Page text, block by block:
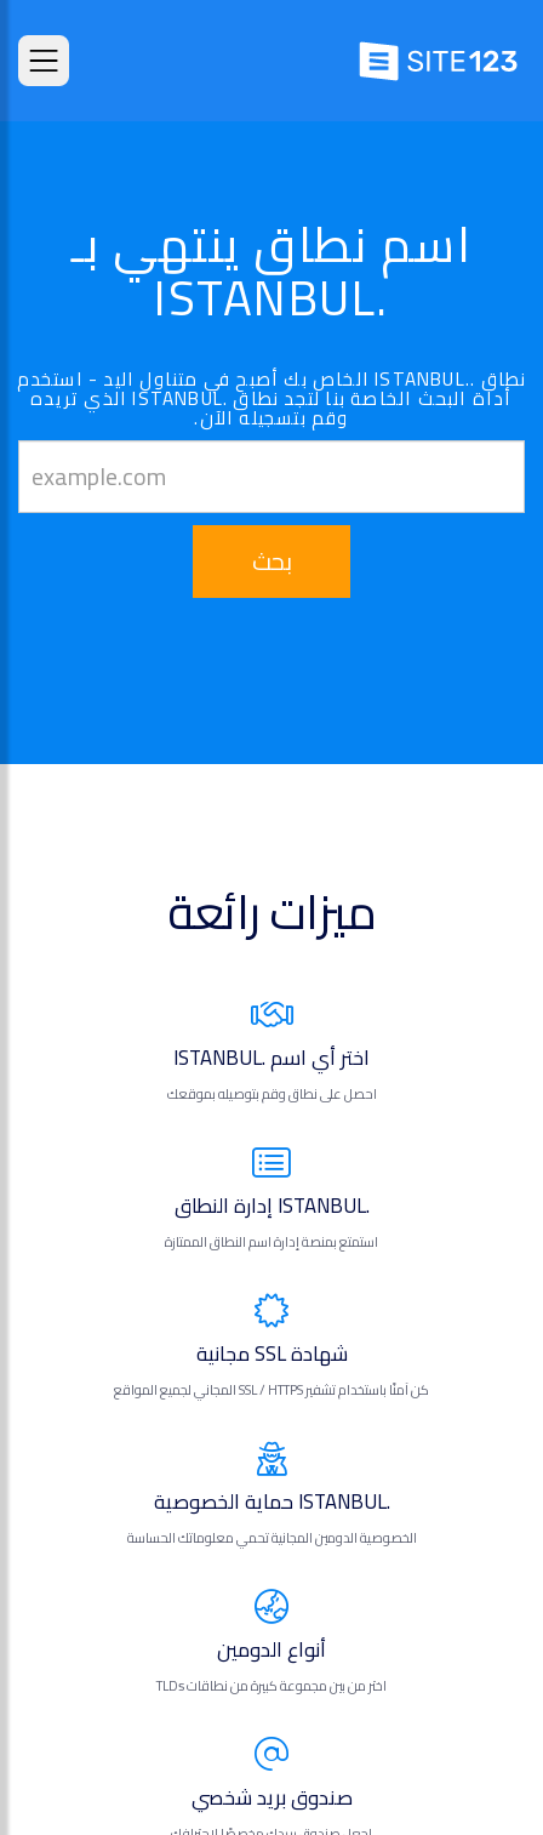
اسم نطاق ينتهي بـ
.ISTANBUL
نطاق ..ISTANBUL الخاص بك أصبح في متناول اليد - استخدم
أداة البحث الخاصة بنا لتجد نطاق .ISTANBUL الذي تريده
وقم بتسجيله الآن.
بحث
ميزات رائعة
اختر أي اسم .ISTANBUL
احصل على نطاق وقم بتوصيله بموقعك
.ISTANBUL إدارة النطاق
استمتع بمنصة إدارة اسم النطاق الممتازة
شهادة SSL مجانية
كن آمنًا باستخدام تشفير SSL / HTTPS المجاني لجميع المواقع
.ISTANBUL حماية الخصوصية
الخصوصية الدومين المجانية تحمي معلوماتك الحساسة
أنواع الدومين
اختر من بين مجموعة كبيرة من نطاقات TLDs
صندوق بريد شخصي